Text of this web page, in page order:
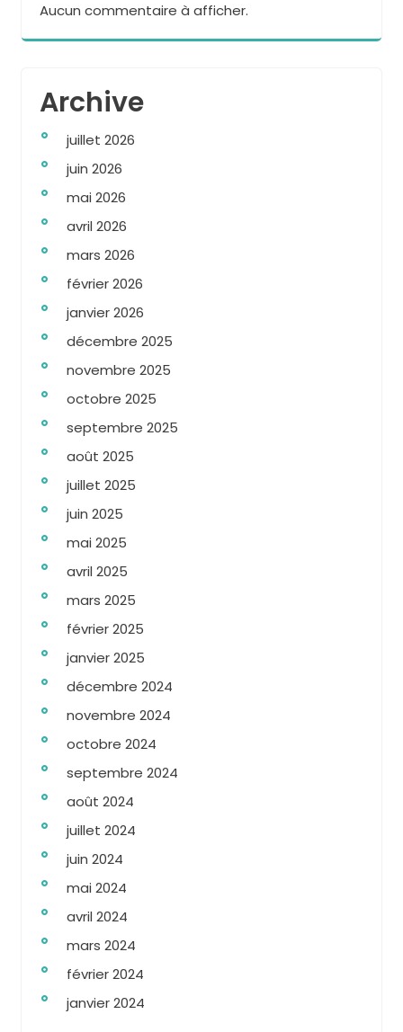
Aucun commentaire à afficher.
Archive
juillet 2026
juin 2026
mai 2026
avril 2026
mars 2026
février 2026
janvier 2026
décembre 2025
novembre 2025
octobre 2025
septembre 2025
août 2025
juillet 2025
juin 2025
mai 2025
avril 2025
mars 2025
février 2025
janvier 2025
décembre 2024
novembre 2024
octobre 2024
septembre 2024
août 2024
juillet 2024
juin 2024
mai 2024
avril 2024
mars 2024
février 2024
janvier 2024